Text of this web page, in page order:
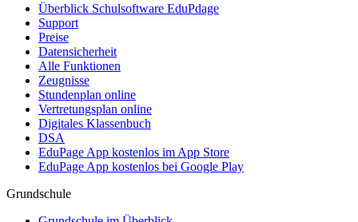
Überblick Schulsoftware EduPdage
Support
Preise
Datensicherheit
Alle Funktionen
Zeugnisse
Stundenplan online
Vertretungsplan online
Digitales Klassenbuch
DSA
EduPage App kostenlos im App Store
EduPage App kostenlos bei Google Play
Grundschule